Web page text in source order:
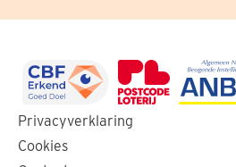
Ga
naar
Ga
Privacyverklaring
Cookies